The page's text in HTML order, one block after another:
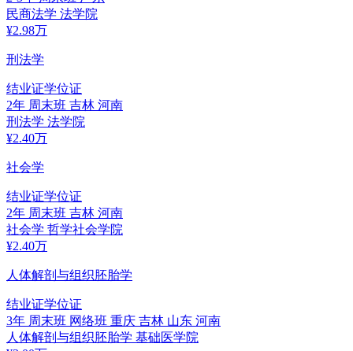
民商法学 法学院
¥2.98万
刑法学
结业证学位证
2年 周末班 吉林 河南
刑法学 法学院
¥2.40万
社会学
结业证学位证
2年 周末班 吉林 河南
社会学 哲学社会学院
¥2.40万
人体解剖与组织胚胎学
结业证学位证
3年 周末班 网络班 重庆 吉林 山东 河南
人体解剖与组织胚胎学 基础医学院